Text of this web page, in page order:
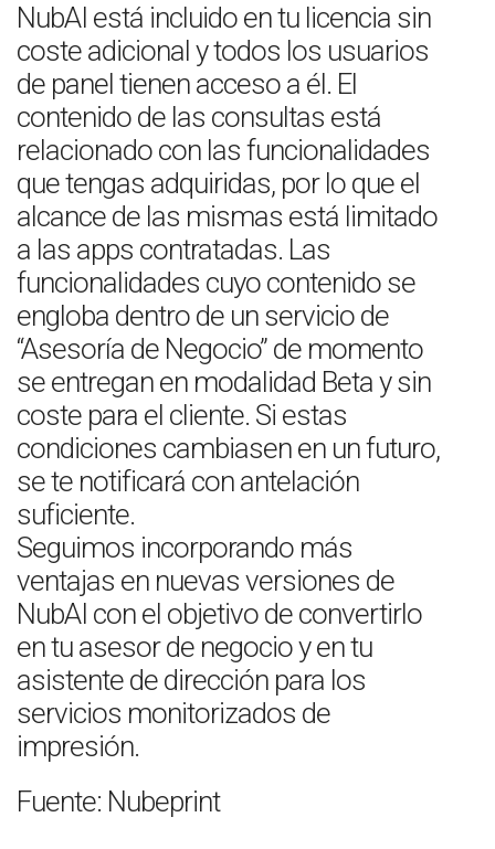
NubAI está incluido en tu licencia sin
coste adicional y todos los usuarios
de panel tienen acceso a él. El
contenido de las consultas está
relacionado con las funcionalidades
que tengas adquiridas, por lo que el
alcance de las mismas está limitado
a las apps contratadas. Las
funcionalidades cuyo contenido se
engloba dentro de un servicio de
“Asesoría de Negocio” de momento
se entregan en modalidad Beta y sin
coste para el cliente. Si estas
condiciones cambiasen en un futuro,
se te notificará con antelación
suficiente.
Seguimos incorporando más
ventajas en nuevas versiones de
NubAI con el objetivo de convertirlo
en tu asesor de negocio y en tu
asistente de dirección para los
servicios monitorizados de
impresión.
Fuente: Nubeprint